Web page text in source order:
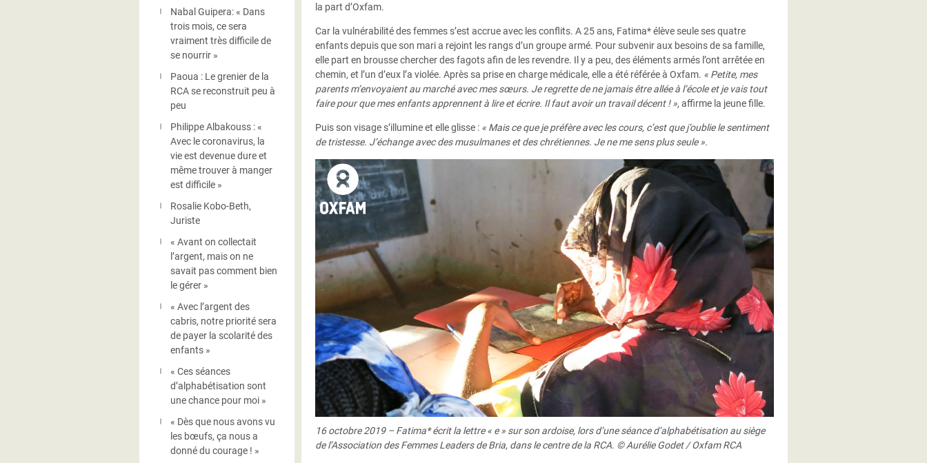
la part d’Oxfam.
Car la vulnérabilité des femmes s’est accrue avec les conflits. A 25 ans, Fatima* élève seule ses quatre
enfants depuis que son mari a rejoint les rangs d’un groupe armé. Pour subvenir aux besoins de sa famille,
elle part en brousse chercher des fagots afin de les revendre. Il y a peu, des éléments armés l’ont arrêtée en
chemin, et l’un d’eux l’a violée. Après sa prise en charge médicale, elle a été référée à Oxfam. « Petite, mes
parents m’envoyaient au marché avec mes sœurs. Je regrette de ne jamais être allée à l’école et je vais tout
faire pour que mes enfants apprennent à lire et écrire. Il faut avoir un travail décent ! », affirme la jeune fille.
Puis son visage s’illumine et elle glisse : « Mais ce que je préfère avec les cours, c’est que j’oublie le sentiment
de tristesse. J’échange avec des musulmanes et des chrétiennes. Je ne me sens plus seule ».
Fatima survivante Bria
16 octobre 2019 – Fatima* écrit la lettre « e » sur son ardoise, lors d’une séance d’alphabétisation au siège
de l’Association des Femmes Leaders de Bria, dans le centre de la RCA. © Aurélie Godet / Oxfam RCA
Nabal Guipera: « Dans
trois mois, ce sera
vraiment très difficile de
se nourrir »
Paoua : Le grenier de la
RCA se reconstruit peu à
peu
Philippe Albakouss : «
Avec le coronavirus, la
vie est devenue dure et
même trouver à manger
est difficile »
Rosalie Kobo-Beth,
Juriste
« Avant on collectait
l’argent, mais on ne
savait pas comment bien
le gérer »
« Avec l’argent des
cabris, notre priorité sera
de payer la scolarité des
enfants »
« Ces séances
d’alphabétisation sont
une chance pour moi »
« Dès que nous avons vu
les bœufs, ça nous a
donné du courage ! »